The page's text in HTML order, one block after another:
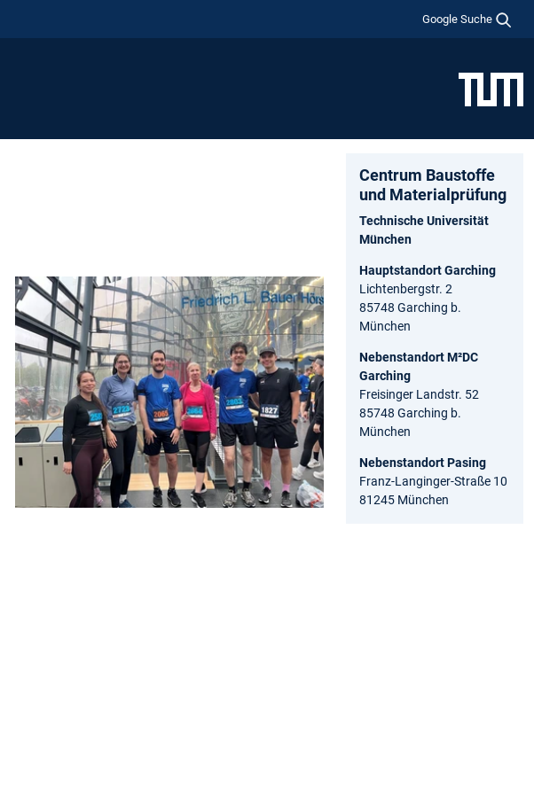
Google Suche
Centrum Baustoffe
und Materialprüfung
Technische Universität
München
Hauptstandort Garching
Lichtenbergstr. 2
85748 Garching b.
München
Nebenstandort M²DC
Garching
Freisinger Landstr. 52
85748 Garching b.
München
Nebenstandort Pasing
Franz-Langinger-Straße 10
81245 München